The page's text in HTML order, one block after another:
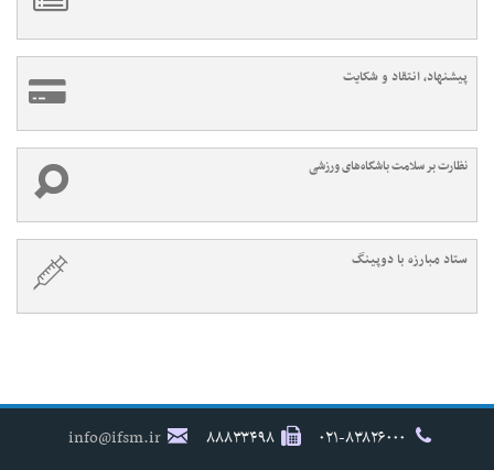
پیشنهاد، انتقاد و شکایت
نظارت بر سلامت باشگاه‌های ورزشی
ستاد مبارزه با دوپینگ
۸۸۸۳۳۴۹۸
info@ifsm.ir